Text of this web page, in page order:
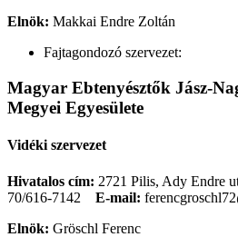
Elnök: Makkai Endre Zoltán
Fajtagondozó szervezet:
Magyar Ebtenyésztők Jász-
Megyei Egyesülete
Vidéki szervezet
Hivatalos cím: 2721 Pilis, Ady Endre
70/616-7142
E-mail:
Elnök: Gröschl Ferenc